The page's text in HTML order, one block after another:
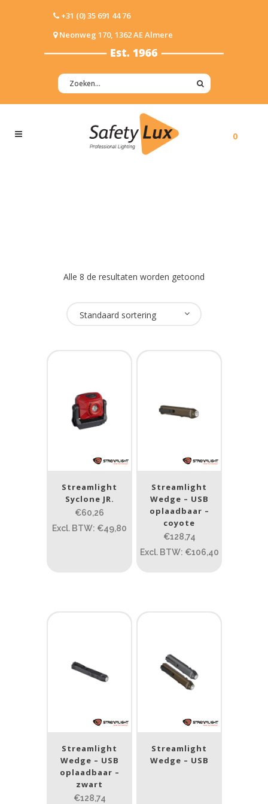
+31 (0) 35 691 44 76
Neonweg 170, 1362 AE Almere
0
Oplaadbaar
Ja(7)
Merk
Streamlight
Prijs (incl. BTW)
Spot(6)
Beam afstand (m)
76
Alle 8 de resultaten worden getoond
Standaard sortering
Streamlight
Syclone JR.
€60,26
Excl. BTW: €49,80
Streamlight
Wedge – USB
oplaadbaar –
coyote
€128,74
Excl. BTW: €106,40
Streamlight
Wedge – USB
oplaadbaar –
zwart
€128,74
Streamlight
Wedge – USB